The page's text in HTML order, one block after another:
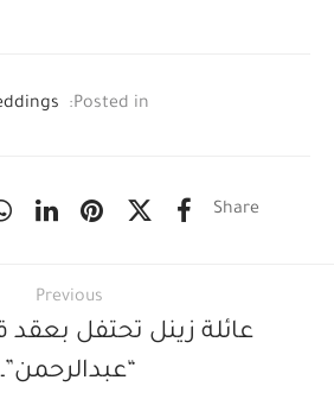
Posted in:
Share
Previous
عائلة زينل تحتفل بعقد
“عبدالرحمن”ـ